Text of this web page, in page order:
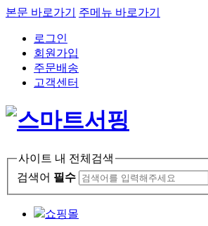
본문 바로가기 주메뉴 바로가기
로그인
회원가입
주문배송
고객센터
사이트 내 전체검색
검색어 필수
쇼핑몰